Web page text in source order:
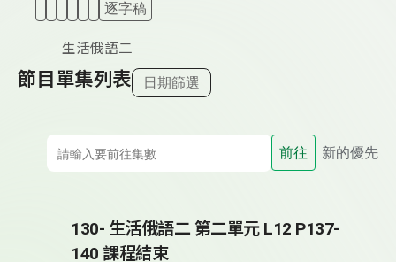
逐字稿
生活俄語二
節目單集列表 日期篩選
前往 新的優先
130- 生活俄語二 第二單元 L12 P137-
140 課程結束